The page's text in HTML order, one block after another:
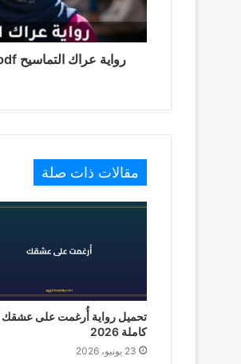
رواية عراك التماسيح pdf تحميل كاملة 2025
مقالات ذات صلة
كاملة 2026
23 يونيو، 2026